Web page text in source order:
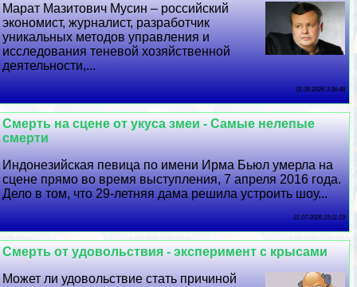
Марат Мазитович Мусин – российский
экономист, журналист, разработчик
уникальных методов управления и
исследования теневой хозяйственной
деятельности,...
01 08 2026 3:36:48
Cмepть на сцене от укуса змеи - Самые нелепые
cмepти
Индонезийская певица по имени Ирма Бьюл умерла на
сцене прямо во время выступления, 7 апреля 2016 года.
Дело в том, что 29-летняя дама решила устроить шоу...
31 07 2026 15:11:19
Cмepть от удовольствия - эксперимент с крысами
Может ли удовольствие стать причиной